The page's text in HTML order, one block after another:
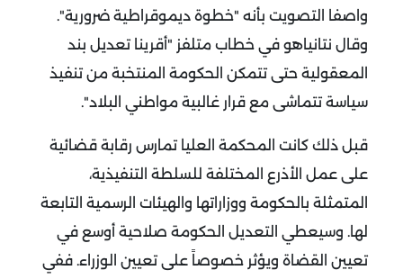
واصفا التصويت بأنه "خطوة ديموقراطية ضرورية".
وقال نتانياهو في خطاب متلفز "أقرينا تعديل بند
المعقولية حتى تتمكن الحكومة المنتخبة من تنفيذ
سياسة تتماشى مع قرار غالبية مواطني البلاد".
قبل ذلك كانت المحكمة العليا تمارس رقابة قضائية
على عمل الأذرع المختلفة للسلطة التنفيذية،
المتمثلة بالحكومة ووزاراتها والهيئات الرسمية التابعة
لها. وسيعطي التعديل الحكومة صلاحية أوسع في
تعيين القضاة ويؤثر خصوصاً على تعيين الوزراء. ففي